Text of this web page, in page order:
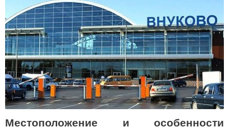
Местоположение и особенности